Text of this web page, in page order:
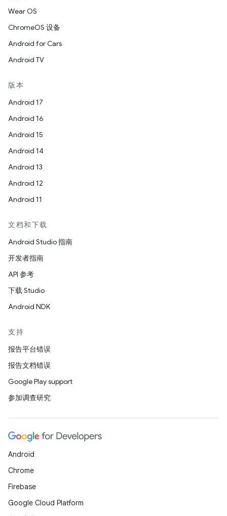
Wear OS
ChromeOS 设备
Android for Cars
Android TV
版本
Android 17
Android 16
Android 15
Android 14
Android 13
Android 12
Android 11
文档和下载
Android Studio 指南
开发者指南
API 参考
下载 Studio
Android NDK
支持
报告平台错误
报告文档错误
Google Play support
参加调查研究
Android
Chrome
Firebase
Google Cloud Platform